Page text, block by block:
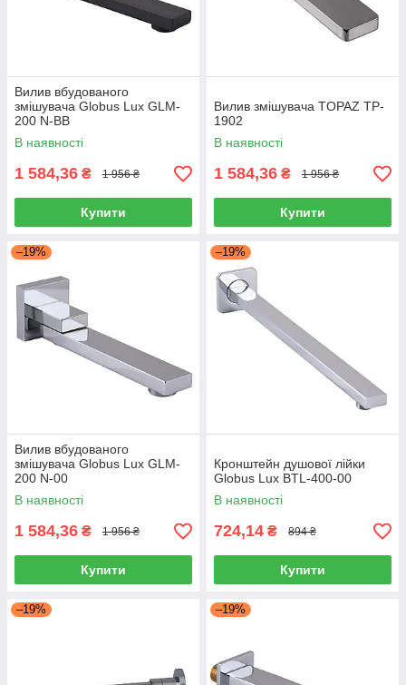
Вилив вбудованого
змішувача Globus Lux GLM-
200 N-BB
В наявності
1 584,36 ₴ 1 956 ₴
Купити
Вилив змішувача TOPAZ TP-
1902
В наявності
1 584,36 ₴ 1 956 ₴
Купити
–19%
Вилив вбудованого
змішувача Globus Lux GLM-
200 N-00
В наявності
1 584,36 ₴ 1 956 ₴
Купити
–19%
Кронштейн душової лійки
Globus Lux BTL-400-00
В наявності
724,14 ₴ 894 ₴
Купити
–19% –19%